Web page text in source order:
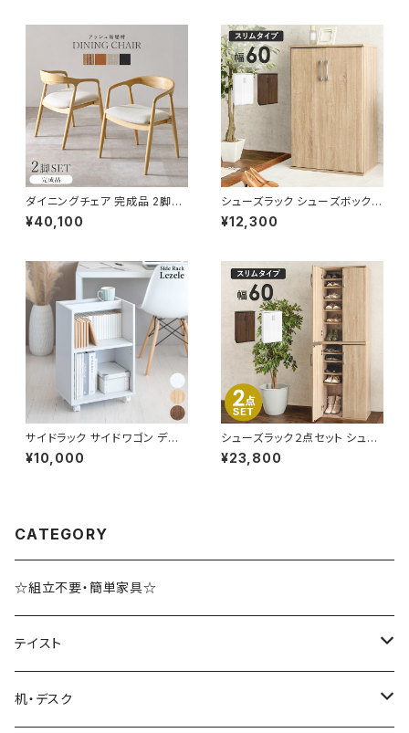
ダイニングチェア 完成品 2脚セ
ット チェア チェアー イス 椅子
リビング ダイニング 新生活 模
¥40,100
シューズラック シューズボックス
下駄箱 靴箱 玄関収納 玄関整理
新生活 模様替え 幅60
¥12,300
サイドラック サイドワゴン デス
クチェスト デスクワゴン オフィ
ス収納 サイドキャビネット
¥10,000
シューズラック２点セット シュー
ズボックス 下駄箱 靴箱 玄関収
納 新生活 模様替え 幅60
¥23,800
CATEGORY
☆組立不要・簡単家具☆
テイスト
ブルックリンスタイル
机・デスク